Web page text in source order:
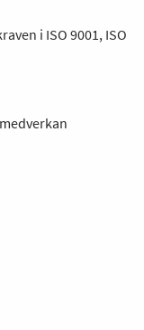
i ISO 9001, ISO